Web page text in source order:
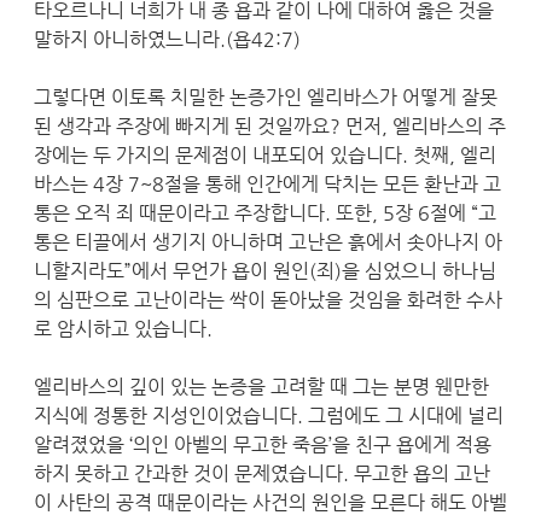
타오르나니 너희가 내 종 욥과 같이 나에 대하여 옳은 것을
말하지 아니하였느니라.(욥42:7)
그렇다면 이토록 치밀한 논증가인 엘리바스가 어떻게 잘못
된 생각과 주장에 빠지게 된 것일까요? 먼저, 엘리바스의 주
장에는 두 가지의 문제점이 내포되어 있습니다. 첫째, 엘리
바스는 4장 7~8절을 통해 인간에게 닥치는 모든 환난과 고
통은 오직 죄 때문이라고 주장합니다. 또한, 5장 6절에 “고
통은 티끌에서 생기지 아니하며 고난은 흙에서 솟아나지 아
니할지라도”에서 무언가 욥이 원인(죄)을 심었으니 하나님
의 심판으로 고난이라는 싹이 돋아났을 것임을 화려한 수사
로 암시하고 있습니다.
엘리바스의 깊이 있는 논증을 고려할 때 그는 분명 웬만한
지식에 정통한 지성인이었습니다. 그럼에도 그 시대에 널리
알려졌었을 ‘의인 아벨의 무고한 죽음’을 친구 욥에게 적용
하지 못하고 간과한 것이 문제였습니다. 무고한 욥의 고난
이 사탄의 공격 때문이라는 사건의 원인을 모른다 해도 아벨